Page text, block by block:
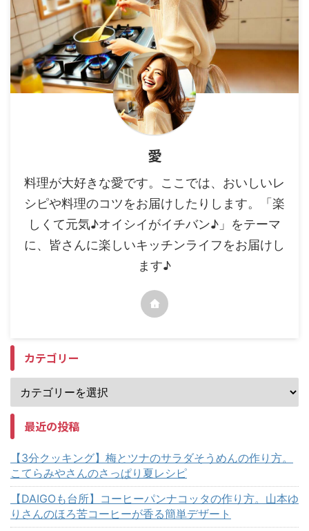
愛
料理が大好きな愛です。ここでは、おいしいレ
シピや料理のコツをお届けしたりします。「楽
しくて元気♪オイシイがイチバン♪」をテーマ
に、皆さんに楽しいキッチンライフをお届けし
ます♪
カテゴリー
最近の投稿
【3分クッキング】梅とツナのサラダそうめんの作り方。
こてらみやさんのさっぱり夏レシピ
【DAIGOも台所】コーヒーパンナコッタの作り方。山本ゆ
りさんのほろ苦コーヒーが香る簡単デザート